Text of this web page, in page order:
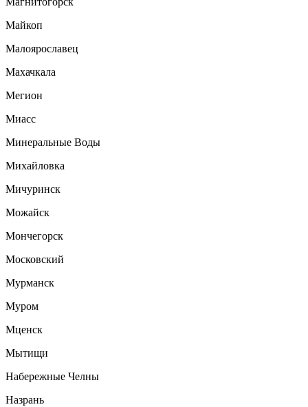
Майкоп
Малоярославец
Махачкала
Мегион
Миасс
Минеральные Воды
Михайловка
Мичуринск
Можайск
Мончегорск
Московский
Мурманск
Муром
Мценск
Мытищи
Набережные Челны
Назрань